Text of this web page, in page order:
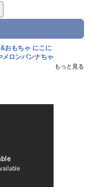
おもちゃ にこに
ロンパンナちゃ
もっと見る